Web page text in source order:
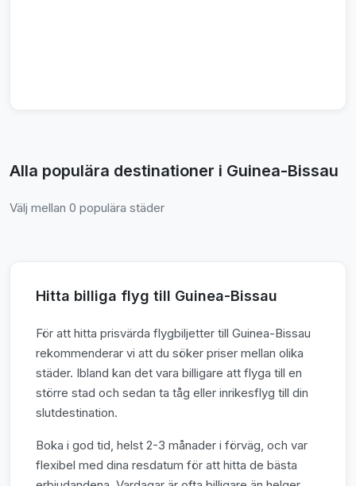
Alla populära destinationer i Guinea-Bissau
Välj mellan 0 populära städer
Hitta billiga flyg till Guinea-Bissau
För att hitta prisvärda flygbiljetter till Guinea-Bissau
rekommenderar vi att du söker priser mellan olika
städer. Ibland kan det vara billigare att flyga till en
större stad och sedan ta tåg eller inrikesflyg till din
slutdestination.
Boka i god tid, helst 2-3 månader i förväg, och var
flexibel med dina resdatum för att hitta de bästa